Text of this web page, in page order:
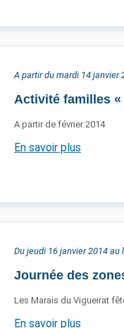
A partir du mardi 14 janvier
Activité familles «
A partir de février 2014
En savoir plus
Du jeudi 16 janvier 2014
Journée des
Les Marais du Vigueirat
En savoir plus